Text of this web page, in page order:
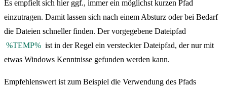
Es empfielt sich hier ggf., immer ein möglichst kurzen Pfad
einzutragen. Damit lassen sich nach einem Absturz oder bei Bedarf
die Dateien schneller finden. Der vorgegebene Dateipfad
%TEMP% ist in der Regel ein versteckter Dateipfad, der nur mit
etwas Windows Kenntnisse gefunden werden kann.
Empfehlenswert ist zum Beispiel die Verwendung des Pfads